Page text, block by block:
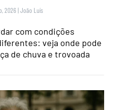
2026 |João Luís
com condições
veja onde pode
de chuva e trovoada